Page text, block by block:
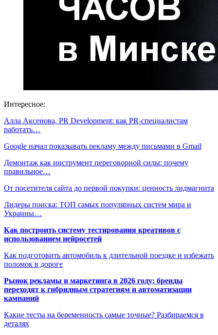
Интересное:
Алла Аксенова, PR Development: как PR-специалистам
работать…
Google начал показывать рекламу между письмами в Gmail
Демонтаж как инструмент переговорной силы: почему
правильное…
От посетителя сайта до первой покупки: ценность лидмагнита
Лидеры поиска: ТОП самых популярных систем мира и
Украины…
Как построить систему тестирования креативов с
использованием нейросетей
Как подготовить автомобиль к длительной поездке и избежать
поломок в дороге
Рынок рекламы и маркетинга в 2026 году: бренды
переходят к гибридным стратегиям и автоматизации
кампаний
Какие тесты на беременность самые точные? Разбираемся в
деталях